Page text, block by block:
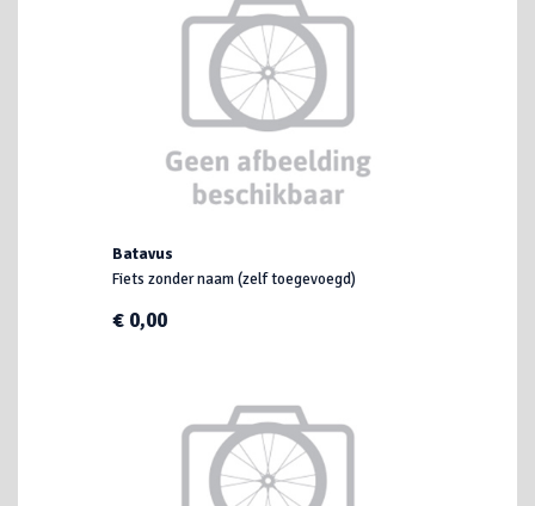
Batavus
Fiets zonder naam (zelf toegevoegd)
€ 0,00